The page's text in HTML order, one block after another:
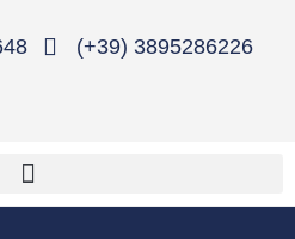
(+39) 3895286226